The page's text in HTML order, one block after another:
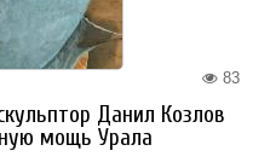
83
Данил Козлов
мощь Урала